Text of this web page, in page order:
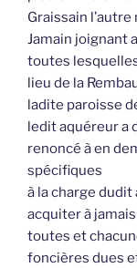
Graissain
Jamain joignant
toutes
lieu de la
ladite paroisse
ledit aquéreur a
renoncé à en
spécifiques
à la charge
acquiter à
toutes et
foncières dues